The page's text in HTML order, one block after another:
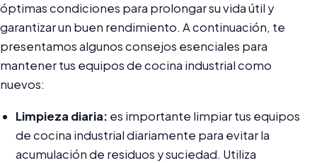
óptimas condiciones para prolongar su vida útil y
garantizar un buen rendimiento. A continuación, te
presentamos algunos consejos esenciales para
mantener tus equipos de cocina industrial como
nuevos:
Limpieza diaria: es importante limpiar tus equipos
de cocina industrial diariamente para evitar la
acumulación de residuos y suciedad. Utiliza